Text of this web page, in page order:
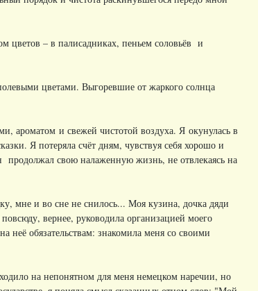
цветов – в палисадниках, пеньем соловьёв и
цветами. Выгоревшие от жаркого солнца
ароматом и свежей чистотой воздуха. Я окунулась в
Я потеряла счёт дням, чувствуя себя хорошо и
свою налаженную жизнь, не отвлекаясь на
мне и во сне не снилось... Моя кузина, дочка дяди
вернее, руководила организацией моего
неё обязательствам: знакомила меня со своими
на непонятном для меня немецком наречии, но